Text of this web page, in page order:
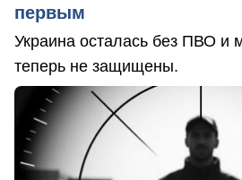
первым
Украина осталась без ПВО и
теперь не защищены.